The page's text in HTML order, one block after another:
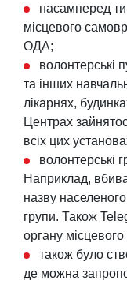
насамперед
місцевого
ОДА;
волонтерські
та інших
лікарнях,
Центрах
всіх цих
волонтерські
Наприклад,
назву населеного
групи. Також
органу
також було
де можна